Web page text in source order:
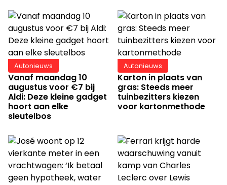
Autonieuws
Vanaf maandag 10
augustus voor €7 bij
Aldi: Deze kleine gadget
hoort aan elke
sleutelbos
Autonieuws
Karton in plaats van
gras: Steeds meer
tuinbezitters kiezen
voor kartonmethode